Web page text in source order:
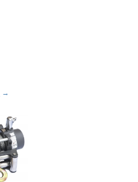
→